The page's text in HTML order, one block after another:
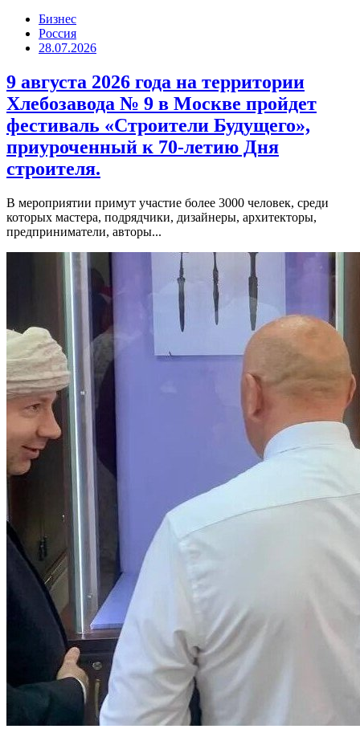
Бизнес
Россия
28.07.2026
9 августа 2026 года на территории
Хлебозавода № 9 в Москве пройдет
фестиваль «Строители Будущего»,
приуроченный к 70-летию Дня
строителя.
В мероприятии примут участие более 3000 человек, среди
которых мастера, подрядчики, дизайнеры, архитекторы,
предприниматели, авторы...